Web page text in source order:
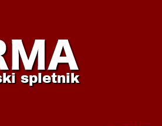
spletnik